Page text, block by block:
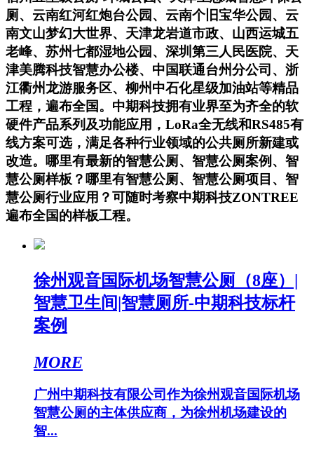
厕、云南红河红炮台公园、云南个旧宝华公园、云
南文山梦幻大世界、天津龙岩道市政、山西运城五
老峰、苏州七都湿地公园、深圳第三人民医院、天
津美腾科技智慧办公楼、中国联通台州分公司、浙
江衢州龙游服务区、柳州中石化星级加油站等精品
工程，遍布全国。中期科技拥有业界至为齐全的软
硬件产品系列及功能应用，LoRa全无线和RS485有
线方案可选，满足各种行业领域的公共厕所新建或
改造。哪里有最新的智慧公厕、智慧公厕案例、智
慧公厕样板？哪里有智慧公厕、智慧公厕项目、智
慧公厕行业应用？可随时考察中期科技ZONTREE
遍布全国的样板工程。
徐州观音国际机场智慧公厕（8座）|
智慧卫生间|智慧厕所-中期科技标杆
案例
MORE
广州中期科技有限公司作为徐州观音国际机场
智慧公厕的主体供应商，为徐州机场建设的
智...